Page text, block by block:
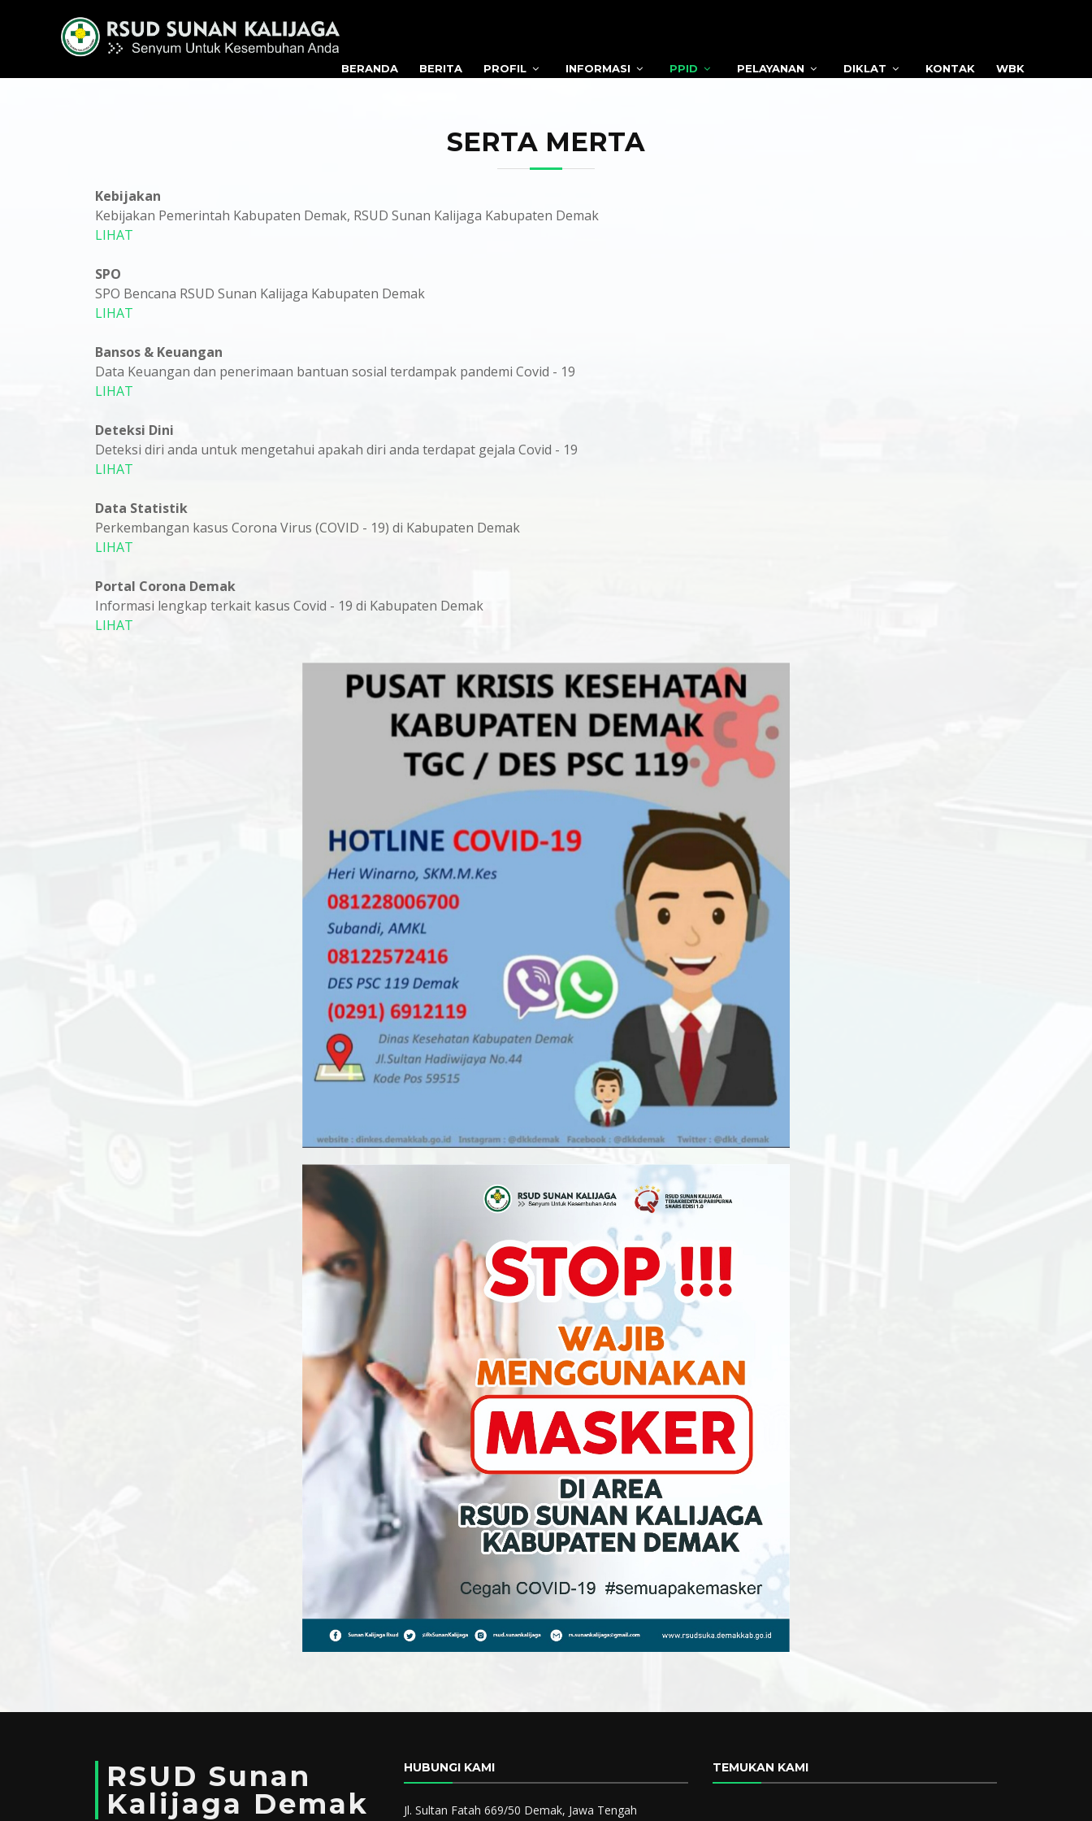
BERANDA BERITA PROFIL INFORMASI PPID PELAYANAN DIKLAT KONTAK WBK
SERTA MERTA
Kebijakan
Kebijakan Pemerintah Kabupaten Demak, RSUD Sunan Kalijaga Kabupaten Demak
LIHAT
SPO
SPO Bencana RSUD Sunan Kalijaga Kabupaten Demak
LIHAT
Bansos & Keuangan
Data Keuangan dan penerimaan bantuan sosial terdampak pandemi Covid - 19
LIHAT
Deteksi Dini
Deteksi diri anda untuk mengetahui apakah diri anda terdapat gejala Covid - 19
LIHAT
Data Statistik
Perkembangan kasus Corona Virus (COVID - 19) di Kabupaten Demak
LIHAT
Portal Corona Demak
Informasi lengkap terkait kasus Covid - 19 di Kabupaten Demak
LIHAT
RSUD Sunan
Kalijaga Demak
HUBUNGI KAMI
Jl. Sultan Fatah 669/50 Demak, Jawa Tengah
TEMUKAN KAMI